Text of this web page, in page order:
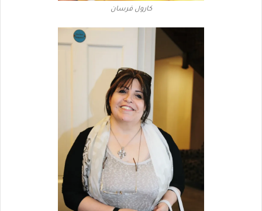
كارول فرسان